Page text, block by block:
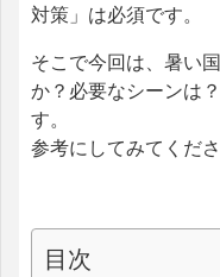
対策」は必須です。
そこで今回は、暑い
か？必要なシーンは
す。
参考にしてみてくださ
目次